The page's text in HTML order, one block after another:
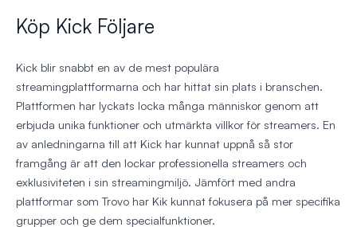
Köp Kick Följare
Kick blir snabbt en av de mest populära
streamingplattformarna och har hittat sin plats i branschen.
Plattformen har lyckats locka många människor genom att
erbjuda unika funktioner och utmärkta villkor för streamers. En
av anledningarna till att Kick har kunnat uppnå så stor
framgång är att den lockar professionella streamers och
exklusiviteten i sin streamingmiljö. Jämfört med andra
plattformar som Trovo har Kik kunnat fokusera på mer specifika
grupper och ge dem specialfunktioner.